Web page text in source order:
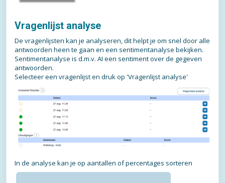
Vragenlijst analyse
De vragenlijsten kan je analyseren, dit helpt je om snel door alle
antwoorden heen te gaan en een sentimentanalyse bekijken.
Sentimentanalyse is d.m.v. AI een sentiment over de gegeven
antwoorden.
Selecteer een vragenlijst en druk op 'Vragenlijst analyse'
In de analyse kan je op aantallen of percentages sorteren